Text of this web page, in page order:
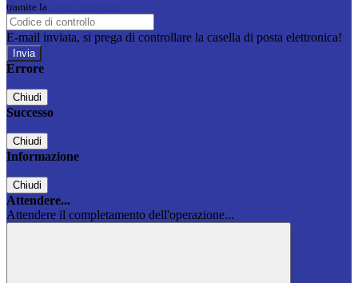
tramite la
E-mail inviata, si prega di controllare la casella di posta elettronica!
Errore
Chiudi
Successo
Chiudi
Informazione
Chiudi
Attendere...
Attendere il completamento dell'operazione...